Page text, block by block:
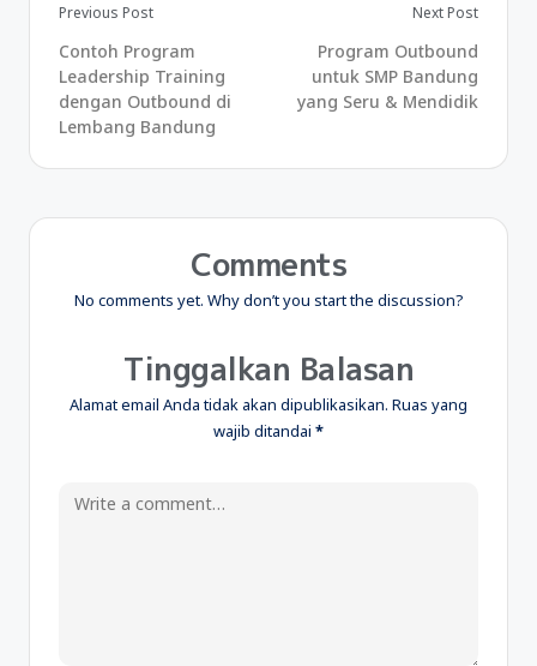
Previous Post
Contoh Program
Leadership Training
dengan Outbound di
Lembang Bandung
Next Post
Program Outbound
untuk SMP Bandung
yang Seru & Mendidik
Comments
No comments yet. Why don’t you start the discussion?
Tinggalkan Balasan
Alamat email Anda tidak akan dipublikasikan. Ruas yang
wajib ditandai *